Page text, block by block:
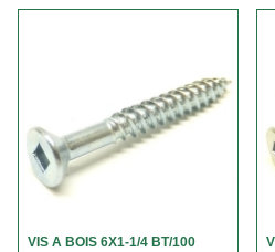
VIS A BOIS 6X1-1/4 BT/100